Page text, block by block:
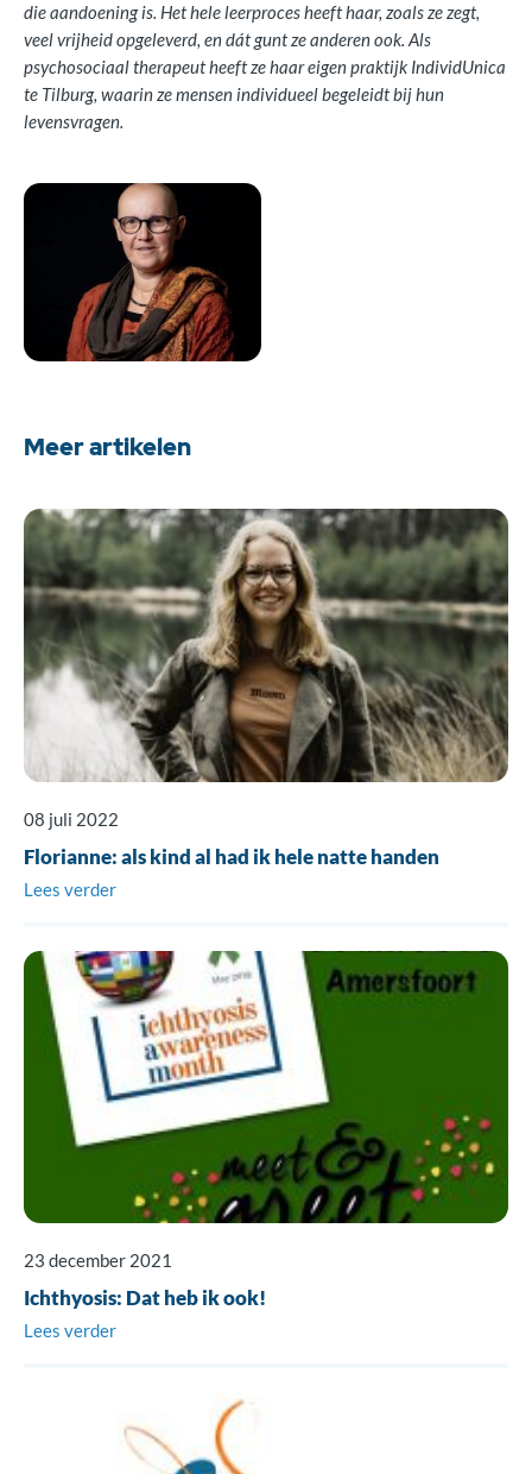
die aandoening is. Het hele leerproces heeft haar, zoals ze zegt,
veel vrijheid opgeleverd, en dát gunt ze anderen ook. Als
psychosociaal therapeut heeft ze haar eigen praktijk IndividUnica
te Tilburg, waarin ze mensen individueel begeleidt bij hun
levensvragen.
Meer artikelen
08 juli 2022
Florianne: als kind al had ik hele natte handen
Lees verder
23 december 2021
Ichthyosis: Dat heb ik ook!
Lees verder